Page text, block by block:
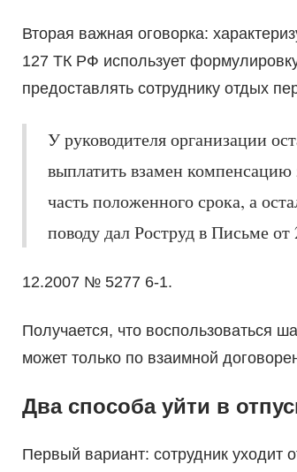
Вторая важная оговорка:
127 ТК РФ использует
предоставлять сотруднику отдых
У руководителя организации
выплатить взамен
часть положенного срока, а
поводу дал Роструд в Письме от
12.2007 № 5277 6-1.
Получается, что воспользоваться
может только по взаимной
Два способа уйти в
Первый вариант: сотрудник уходит